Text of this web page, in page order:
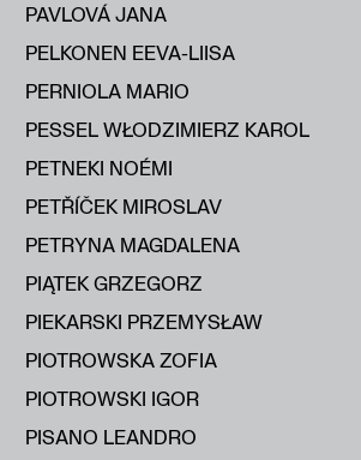
PAVLOVÁ JANA
PELKONEN EEVA-LIISA
PERNIOLA MARIO
PESSEL WŁODZIMIERZ KAROL
PETNEKI NOÉMI
PETŘÍČEK MIROSLAV
PETRYNA MAGDALENA
PIĄTEK GRZEGORZ
PIEKARSKI PRZEMYSŁAW
PIOTROWSKA ZOFIA
PIOTROWSKI IGOR
PISANO LEANDRO